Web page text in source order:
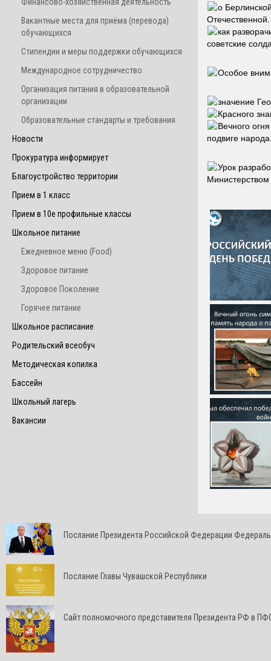
Вакантные места для приёма (перевода)
обучающихся
Стипендии и меры поддержки обучающихся
Международное сотрудничество
Организация питания в образовательной
организации
Образовательные стандарты и требования
Новости
Прокуратура информирует
Благоустройство территории
Прием в 1 класс
Прием в 10е профильные классы
Школьное питание
Ежедневное меню (Food)
Здоровое питание
Здоровое Поколение
Горячее питание
Школьное расписание
Родительский всеобуч
Методическая копилка
Бассейн
Школьный лагерь
Вакансии
о
Отечественной.
как
советские
Особое
значение
Красного
Вечного
подвиге
Урок
Послание Президента Российской Федерации
Послание Главы Чувашской Республики
Cайт полномочного представителя Президента РФ в